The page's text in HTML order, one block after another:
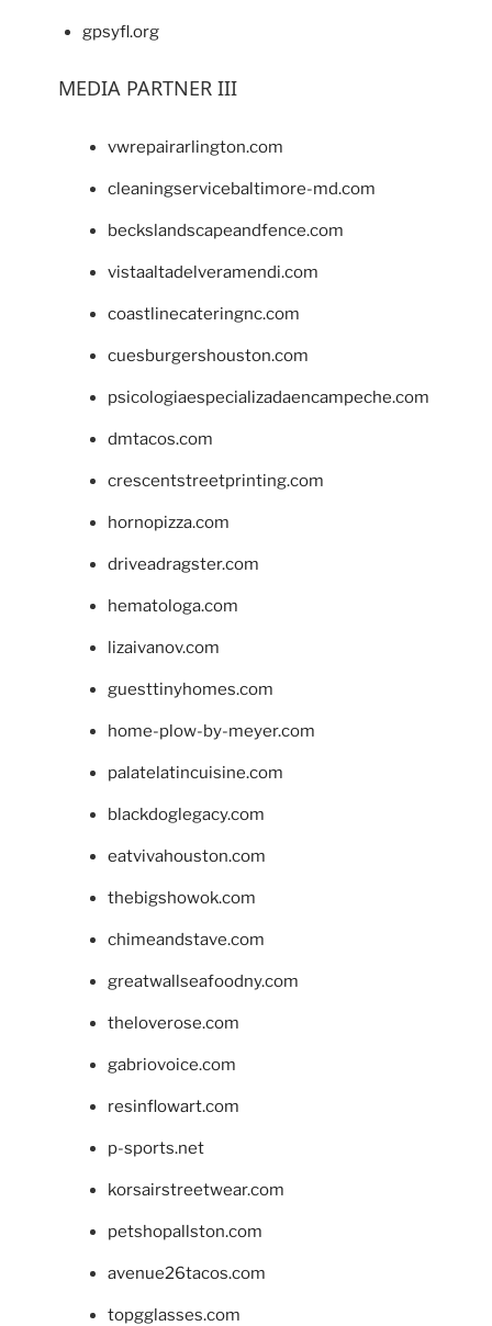
gpsyfl.org
MEDIA PARTNER III
vwrepairarlington.com
cleaningservicebaltimore-md.com
beckslandscapeandfence.com
vistaaltadelveramendi.com
coastlinecateringnc.com
cuesburgershouston.com
psicologiaespecializadaencampeche.com
dmtacos.com
crescentstreetprinting.com
hornopizza.com
driveadragster.com
hematologa.com
lizaivanov.com
guesttinyhomes.com
home-plow-by-meyer.com
palatelatincuisine.com
blackdoglegacy.com
eatvivahouston.com
thebigshowok.com
chimeandstave.com
greatwallseafoodny.com
theloverose.com
gabriovoice.com
resinflowart.com
p-sports.net
korsairstreetwear.com
petshopallston.com
avenue26tacos.com
topgglasses.com